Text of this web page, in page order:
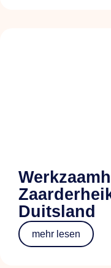
Duitsland
mehr lesen